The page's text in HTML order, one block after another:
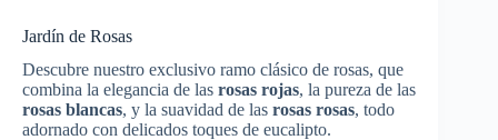
Jardín de Rosas
Descubre nuestro exclusivo ramo clásico de rosas, que
combina la elegancia de las rosas rojas, la pureza de las
rosas blancas, y la suavidad de las rosas rosas, todo
adornado con delicados toques de eucalipto.